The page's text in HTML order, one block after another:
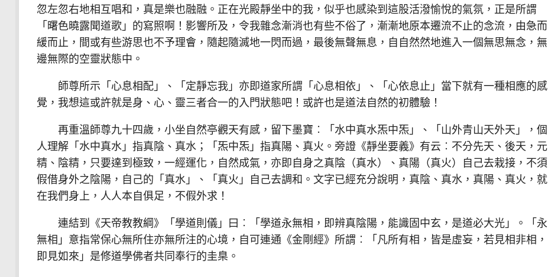
忽左忽右地相互唱和，真是樂也融融。正在光殿靜坐中的我，似乎也感染到這股活潑愉悅的氣氛，正是所謂
「曙色曉露聞道歌」的寫照啊！影響所及，令我雜念漸消也有些不俗了，漸漸地原本遷流不止的念流，由急而
緩而止，間或有些游思也不予理會，隨起隨滅地一閃而過，最後無聲無息，自自然然地進入一個無思無念，無
邊無際的空靈狀態中。
師尊所示「心息相配」、「定靜忘我」亦即道家所謂「心息相依」、「心依息止」當下就有一種相應的感
覺，我想這或許就是身、心、靈三者合一的入門狀態吧！或許也是道法自然的初體驗！
再重溫師尊九十四歲，小坐自然亭觀天有感，留下墨寶︰「水中真水炁中炁」、「山外青山天外天」，個
人理解「水中真水」指真陰、真水；「炁中炁」指真陽、真火。旁證《靜坐要義》有云︰不分先天、後天，元
精、陰精，只要達到極致，一經運化，自然成氣，亦即自身之真陰（真水）、真陽（真火）自己去栽接，不須
假借身外之陰陽，自己的「真水」、「真火」自己去調和。文字已經充分說明，真陰、真水，真陽、真火，就
在我們身上，人人本自俱足，不假外求！
連結到《天帝教教綱》「學道則儀」曰︰「學道永無相，即辨真陰陽，能識固中玄，是道必大光」。「永
無相」意指常保心無所住亦無所注的心境，自可連通《金剛經》所謂︰「凡所有相，皆是虛妄，若見相非相，
即見如來」是修道學佛者共同奉行的圭臬。